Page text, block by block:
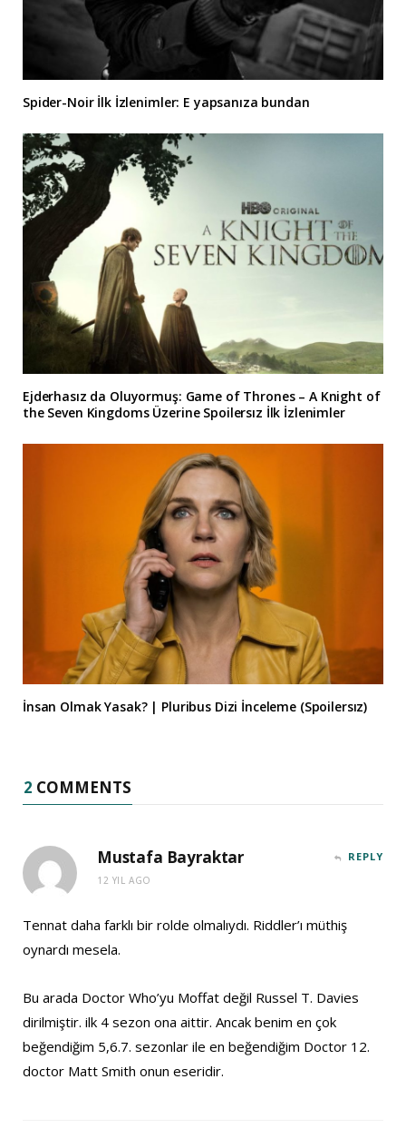
Spider-Noir İlk İzlenimler: E yapsanıza bundan
Ejderhasız da Oluyormuş: Game of Thrones – A Knight of
the Seven Kingdoms Üzerine Spoilersız İlk İzlenimler
İnsan Olmak Yasak? | Pluribus Dizi İnceleme (Spoilersız)
2 COMMENTS
Mustafa Bayraktar
12 YIL AGO
REPLY
Tennat daha farklı bir rolde olmalıydı. Riddler’ı müthiş
oynardı mesela.
Bu arada Doctor Who’yu Moffat değil Russel T. Davies
dirilmiştir. ilk 4 sezon ona aittir. Ancak benim en çok
beğendiğim 5,6.7. sezonlar ile en beğendiğim Doctor 12.
doctor Matt Smith onun eseridir.